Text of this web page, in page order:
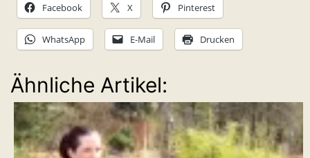
Facebook X Pinterest
WhatsApp E-Mail Drucken
Ähnliche Artikel: